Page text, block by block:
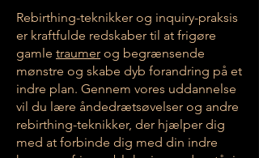
Rebirthing-teknikker og inquiry-praksis
er kraftfulde redskaber til at frigøre
gamle traumer og begrænsende
mønstre og skabe dyb forandring på et
indre plan. Gennem vores uddannelse
vil du lære åndedrætsøvelser og andre
rebirthing-teknikker, der hjælper dig
med at forbinde dig med din indre